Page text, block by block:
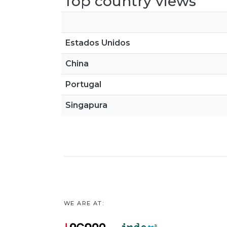
Estados Unidos
China
Portugal
Singapura
WE ARE AT: